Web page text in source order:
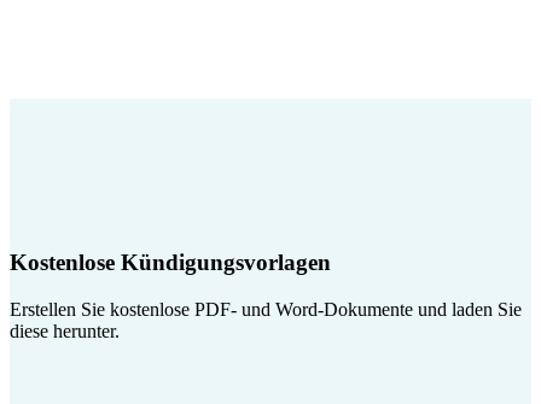
Kostenlose Kündigungsvorlagen
Erstellen Sie kostenlose PDF- und Word-Dokumente und laden Sie
diese herunter.